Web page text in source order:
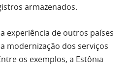
armazenados.
experiência de outros países
modernização dos serviços
os exemplos, a Estônia